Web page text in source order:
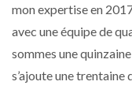
mon expertise en
avec une équipe de
sommes une
s’ajoute une trentaine